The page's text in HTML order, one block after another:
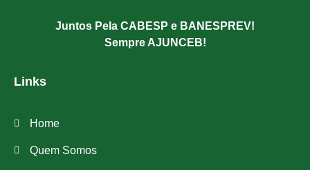
Juntos Pela CABESP e BANESPREV!
Sempre AJUNCEB!
Links
Home
Quem Somos